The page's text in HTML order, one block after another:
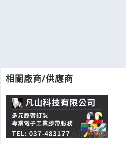
相關廠商/供應商